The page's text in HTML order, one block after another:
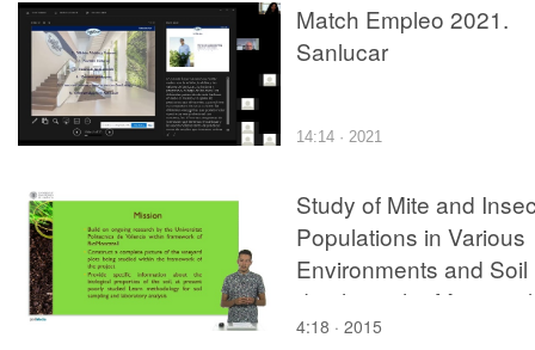
Match Empleo 2021.
Sanlucar
14:14 · 2021
Study of Mite and
Populations in Various
Environments and Soil
depths in the
of Benitatchell 3
4:18 · 2015